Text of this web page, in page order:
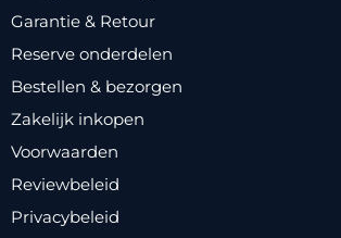
Garantie & Retour
Reserve onderdelen
Bestellen & bezorgen
Zakelijk inkopen
Voorwaarden
Reviewbeleid
Privacybeleid